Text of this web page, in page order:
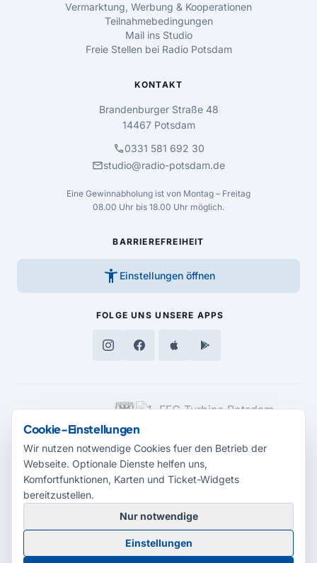
Vermarktung, Werbung & Kooperationen
Teilnahmebedingungen
Mail ins Studio
Freie Stellen bei Radio Potsdam
KONTAKT
Brandenburger Straße 48
14467 Potsdam
call0331 581 692 30
mailstudio@radio-potsdam.de
Eine Gewinnabholung ist von Montag – Freitag
08.00 Uhr bis 18.00 Uhr möglich.
BARRIEREFREIHEIT
accessibility_new Einstellungen öffnen
FOLGE UNS UNSERE APPS
MEDIENPARTNER
© 2026 Radio Potsdam. Webseite entwickelt durch dieMedienagentur
Babelsberg
BarrierefreiheitserklärungAGBDatenschutzImpressum
Cookie-Einstellungen
Wir nutzen notwendige Cookies fuer den Betrieb der
Webseite. Optionale Dienste helfen uns,
Komfortfunktionen, Karten und Ticket-Widgets
bereitzustellen.
Nur notwendige
Einstellungen